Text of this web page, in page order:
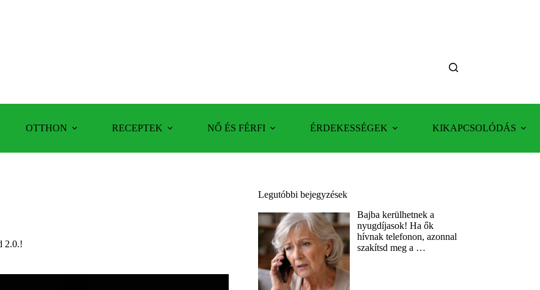
OTTHON RECEPTEK NŐ ÉS FÉRFI ÉRDEKESSÉGEK KIKAPCSOLÓDÁS
2.0.!
Legutóbbi bejegyzések
Bajba kerülhetnek a
nyugdíjasok! Ha ők
hívnak telefonon, azonnal
szakítsd meg a …